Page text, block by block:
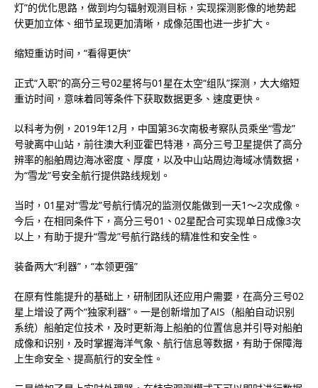
灯”的优化思路，做到均匀辐射观测目标，实现探测影像的地势起
伏更加立体、细节呈现更加清晰，成像范围也进一步扩大。
缩短重访时间，“看得更快”
正式“入职”的高分三号02星将与01星在太空“组队”探测，大大缩短
重访时间，意味着同等条件下获取数据更多、速度更快。
以科考为例，2019年12月，中国第36次南极考察队员乘坐“雪龙”
号驶离中山站，前往澳大利亚霍巴特港，高分三号卫星提供了高分
辨率的船舶周边海冰密度、厚度，以及中山站周边海域冰情数据，
为“雪龙”号安全航行提供路线规划。
当时，01星对“雪龙”号航行情况的监测仅能做到一天1～2次成像。
今后，在相同条件下，高分三号01、02星配合可实现单日成像3次
以上，有助于提升“雪龙”号航行路线的精准性和安全性。
装备两大“利器”，“本领更强”
在原有性能提升的基础上，研制团队还应用户需要，在高分三号02
星上增设了两个“独家利器”。一是创新增加了AIS（船舶自动识别
系统）船舶定位技术，及时更新海上船舶的位置信息并引导对船舶
成像和识别，及时掌握海洋气象、航行信息等数据，有助于保障海
上生命安全、提高航行的安全性。